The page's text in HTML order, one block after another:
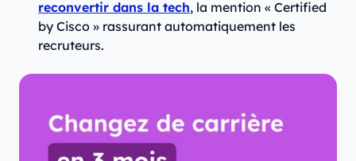
reconvertir dans la tech, la mention « Certified
by Cisco » rassurant automatiquement les
recruteurs.